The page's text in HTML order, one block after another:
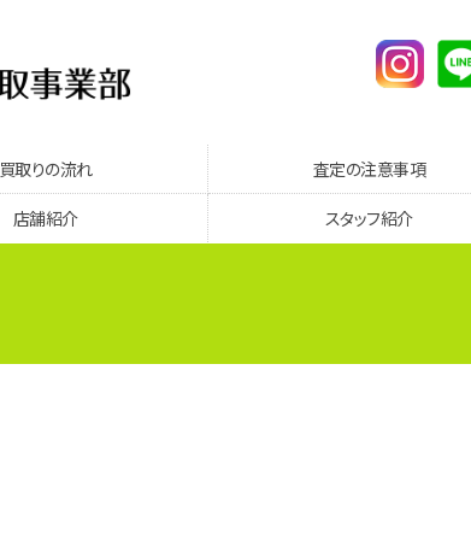
買取りの流れ 査定の注意事項
店舗紹介 スタッフ紹介